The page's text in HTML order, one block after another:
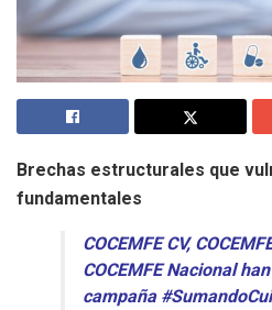
Brechas estructurales que
fundamentales
COCEMFE CV,
COCEMFE Nacional
campaña